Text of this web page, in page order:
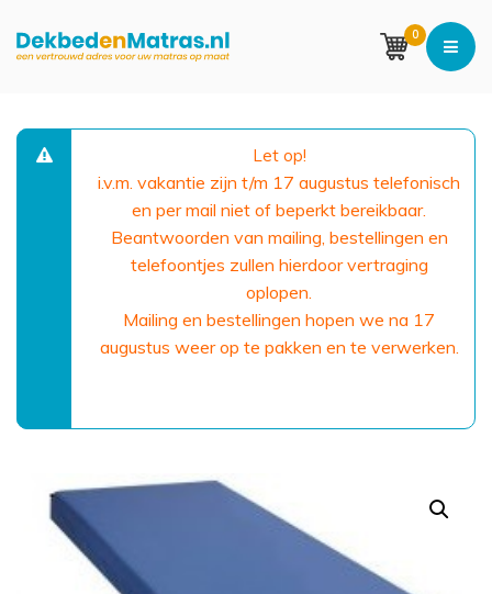
0
Let op!
i.v.m. vakantie zijn t/m 17 augustus telefonisch
en per mail niet of beperkt bereikbaar.
Beantwoorden van mailing, bestellingen en
telefoontjes zullen hierdoor vertraging
oplopen.
Mailing en bestellingen hopen we na 17
augustus weer op te pakken en te verwerken.